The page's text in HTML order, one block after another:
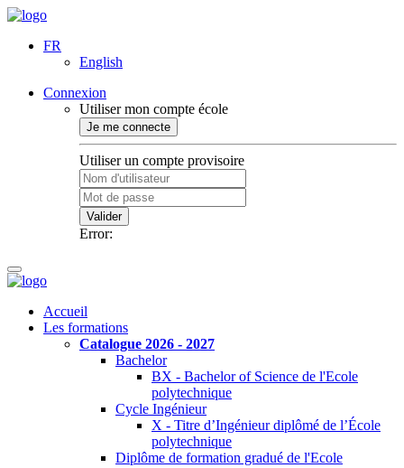
FR
English
Connexion
Utiliser mon compte école
Je me connecte
Utiliser un compte provisoire
Valider
Error:
Accueil
Les formations
Catalogue 2026 - 2027
Bachelor
BX - Bachelor of Science de l'Ecole
polytechnique
Cycle Ingénieur
X - Titre d’Ingénieur diplômé de l’École
polytechnique
Diplôme de formation gradué de l'Ecole